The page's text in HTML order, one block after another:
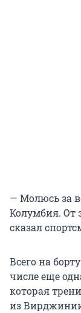
— Молюсь за
Колумбия. От
сказал
Всего на
числе еще
которая
из